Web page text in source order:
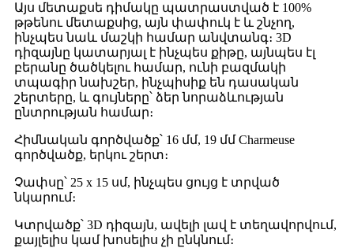
Այս մետաքսե դիմակը պատրաստված է 100%
թթենու մետաքսից, այն փափուկ է և շնչող,
ինչպես նաև մաշկի համար անվտանգ։ 3D
դիզայնը կատարյալ է ինչպես քիթը, այնպես էլ
բերանը ծածկելու համար, ունի բազմակի
տպագիր նախշեր, ինչպիսիք են դասական
շերտերը, և գույները՝ ձեր նորաձևության
ընտրության համար։
Հիմնական գործվածք՝ 16 մմ, 19 մմ Charmeuse
գործվածք, երկու շերտ։
Չափսը՝ 25 x 15 սմ, ինչպես ցույց է տրված
նկարում։
Կտրվածք՝ 3D դիզայն, ավելի լավ է տեղավորվում,
քայլելիս կամ խոսելիս չի ընկնում։